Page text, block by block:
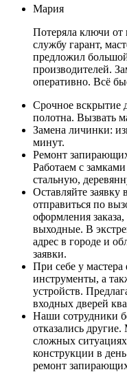
Мария
Потеряла ключи
службу гарант,
предложил
производителей.
оперативно. Всё
Срочное вскрытие
полотна. Вызвать
Замена личинки:
минут.
Ремонт
Работаем с
стальную,
Оставляйте заявку
отправиться по
оформления
выходные. В
адрес в городе и
заявки.
При себе у мастера
инструменты, а
устройств.
входных дверей
Наши сотрудники
отказались
сложных
конструкции в
ремонт